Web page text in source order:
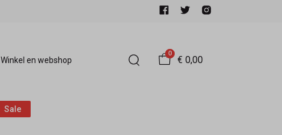
Winkel en webshop
0
€ 0,00
Sale